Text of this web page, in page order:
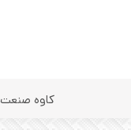
کاوه صنعت